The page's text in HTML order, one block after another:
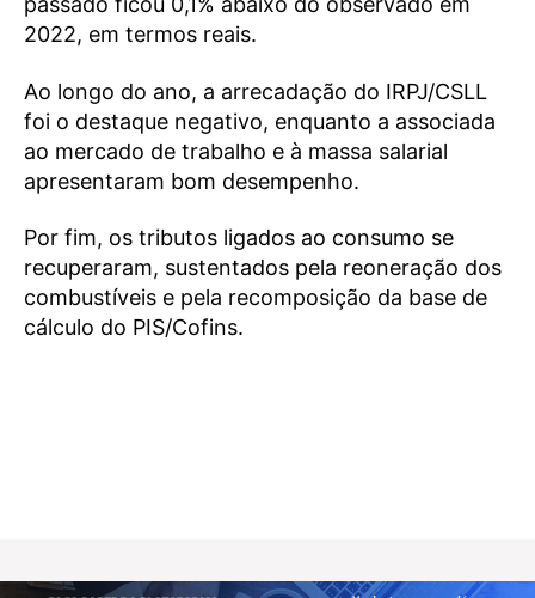
2022, em termos reais.
Ao longo do ano, a arrecadação do IRPJ/CSLL
foi o destaque negativo, enquanto a associada
ao mercado de trabalho e à massa salarial
apresentaram bom desempenho.
Por fim, os tributos ligados ao consumo se
recuperaram, sustentados pela reoneração dos
combustíveis e pela recomposição da base de
cálculo do PIS/Cofins.